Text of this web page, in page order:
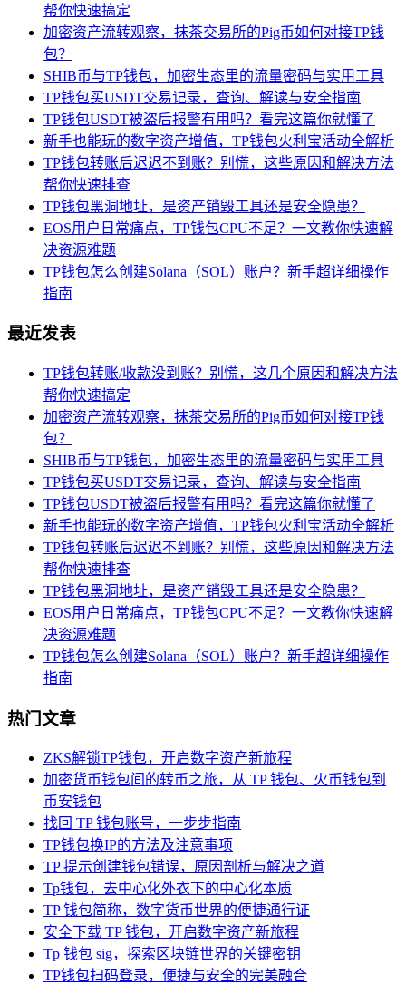
帮你快速搞定
加密资产流转观察，抹茶交易所的Pig币如何对接TP钱
包？
SHIB币与TP钱包，加密生态里的流量密码与实用工具
TP钱包买USDT交易记录，查询、解读与安全指南
TP钱包USDT被盗后报警有用吗？看完这篇你就懂了
新手也能玩的数字资产增值，TP钱包火利宝活动全解析
TP钱包转账后迟迟不到账？别慌，这些原因和解决方法
帮你快速排查
TP钱包黑洞地址，是资产销毁工具还是安全隐患？
EOS用户日常痛点，TP钱包CPU不足？一文教你快速解
决资源难题
TP钱包怎么创建Solana（SOL）账户？新手超详细操作
指南
最近发表
TP钱包转账/收款没到账？别慌，这几个原因和解决方法
帮你快速搞定
加密资产流转观察，抹茶交易所的Pig币如何对接TP钱
包？
SHIB币与TP钱包，加密生态里的流量密码与实用工具
TP钱包买USDT交易记录，查询、解读与安全指南
TP钱包USDT被盗后报警有用吗？看完这篇你就懂了
新手也能玩的数字资产增值，TP钱包火利宝活动全解析
TP钱包转账后迟迟不到账？别慌，这些原因和解决方法
帮你快速排查
TP钱包黑洞地址，是资产销毁工具还是安全隐患？
EOS用户日常痛点，TP钱包CPU不足？一文教你快速解
决资源难题
TP钱包怎么创建Solana（SOL）账户？新手超详细操作
指南
热门文章
ZKS解锁TP钱包，开启数字资产新旅程
加密货币钱包间的转币之旅，从 TP 钱包、火币钱包到
币安钱包
找回 TP 钱包账号，一步步指南
TP钱包换IP的方法及注意事项
TP 提示创建钱包错误，原因剖析与解决之道
Tp钱包，去中心化外衣下的中心化本质
TP 钱包简称，数字货币世界的便捷通行证
安全下载 TP 钱包，开启数字资产新旅程
Tp 钱包 sig，探索区块链世界的关键密钥
TP钱包扫码登录，便捷与安全的完美融合